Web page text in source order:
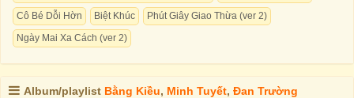
Cô Bé Dỗi Hờn
Biệt Khúc
Phút Giây Giao Thừa (ver 2)
Ngày Mai Xa Cách (ver 2)
Album/playlist Bằng Kiều, Minh Tuyết, Đan Trường